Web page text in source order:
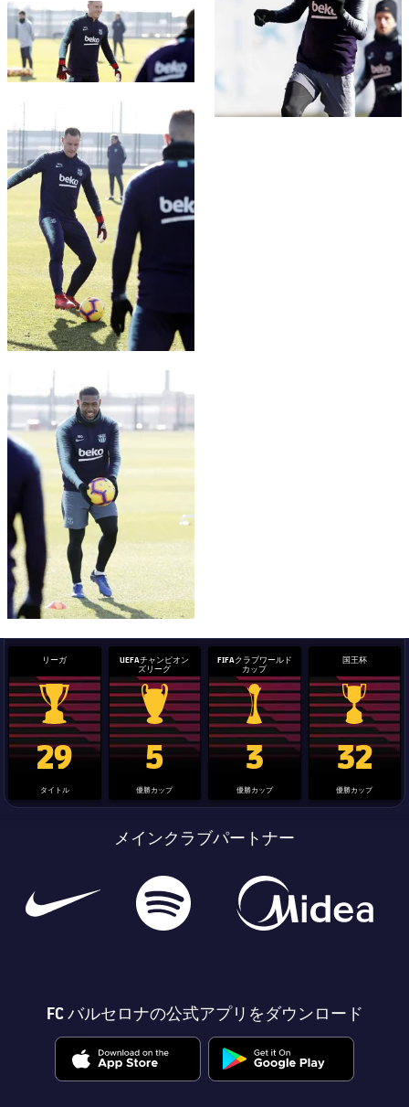
FC Barcelona club badge
FC Barcelona club badge
リーガ
La Liga trophy
29
タイトル
UEFAチャンピオン
ズリーグ
Champions League trophy
5
優勝カップ
FIFAクラブワールド
カップ
label.aria.clubworldcup
3
優勝カップ
国王杯
国王杯
32
優勝カップ
メインクラブパートナー
FC バルセロナの公式アプリをダウンロード